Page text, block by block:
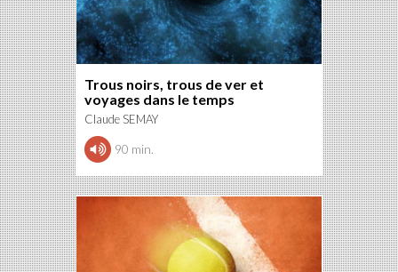
Trous noirs, trous de ver et
voyages dans le temps
Claude SEMAY
90 min.